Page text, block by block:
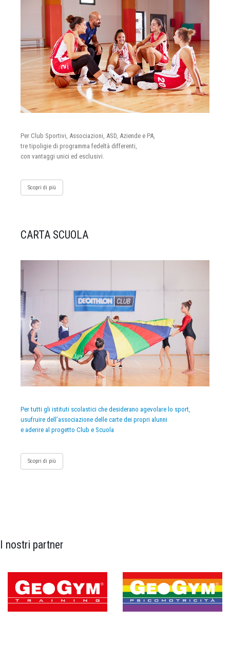
Per Club Sportivi, Associazioni, ASD, Aziende e PA,
tre tipoligie di programma fedeltà differenti,
con vantaggi unici ed esclusivi.
Scopri di più
CARTA SCUOLA
Per tutti gli istituti scolastici che desiderano agevolare lo sport,
usufruire dell’associazione delle carte dei propri alunni
e aderire al progetto Club e Scuola
Scopri di più
I nostri partner